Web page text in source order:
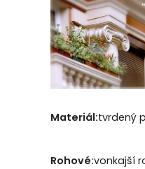
Materiál:tvrdený
Rohové:vonkajší